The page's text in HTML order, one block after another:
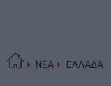
ΝΕΑ ΕΛΛΑΔΑ